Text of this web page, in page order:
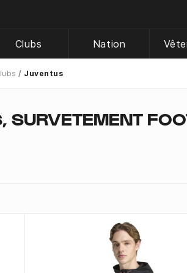
Clubs Nation
Juventus
SURVETEMENT